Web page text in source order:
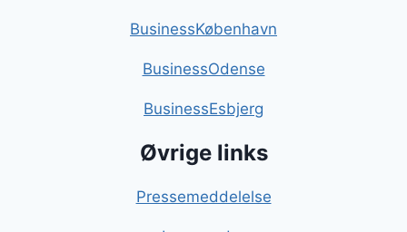
BusinessKøbenhavn
BusinessOdense
BusinessEsbjerg
Øvrige links
Pressemeddelelse